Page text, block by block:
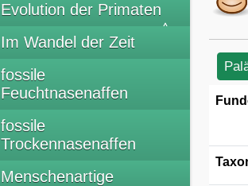
Evolution der Primaten
Im Wandel der Zeit
fossile
Feuchtnasenaffen
fossile
Trockennasenaffen
Menschenartige